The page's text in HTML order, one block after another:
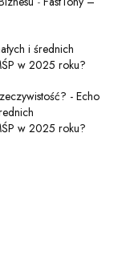
i średnich
w 2025 roku?
- Echo
w 2025 roku?